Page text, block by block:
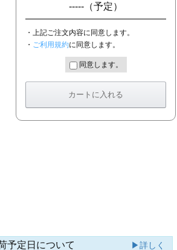
----- （予定）
・上記ご注文内容に同意します。
・ ご利用規約に同意します。
同意します。
予定日について ▶詳しく